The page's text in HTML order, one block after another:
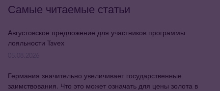
Самые читаемые статьи
Августовское предложение для участников программы
лояльности Tavex
Германия значительно увеличивает государственные
заимствования. Что это может означать для цены золота в